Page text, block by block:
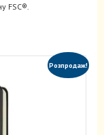
FSC®.
Розпродаж!